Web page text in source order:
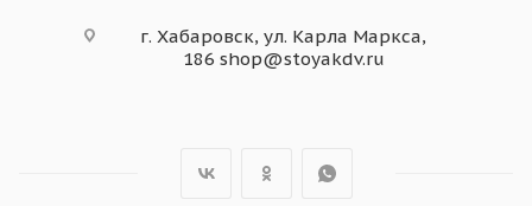
г. Хабаровск, ул. Карла Маркса,
186 shop@stoyakdv.ru